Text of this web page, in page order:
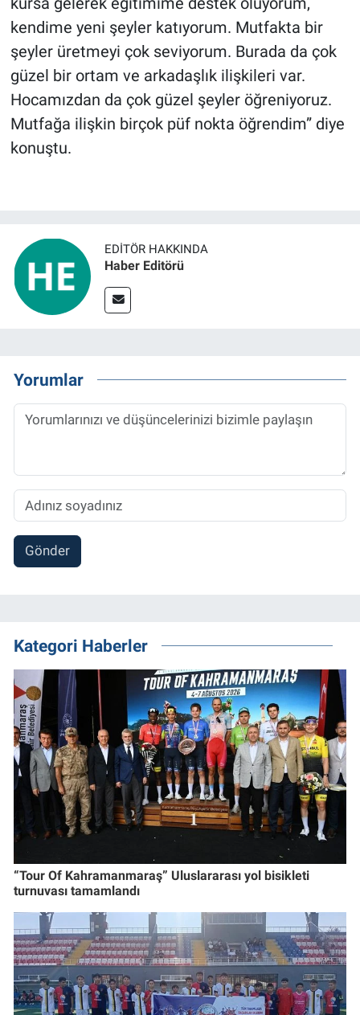
kendime yeni şeyler katıyorum. Mutfakta bir
şeyler üretmeyi çok seviyorum. Burada da çok
güzel bir ortam ve arkadaşlık ilişkileri var.
Hocamızdan da çok güzel şeyler öğreniyoruz.
Mutfağa ilişkin birçok püf nokta öğrendim” diye
konuştu.
EDITÖR HAKKINDA
Haber Editörü
Yorumlar
Gönder
Kategori Haberler
“Tour Of Kahramanmaraş” Uluslararası yol bisikleti
turnuvası tamamlandı